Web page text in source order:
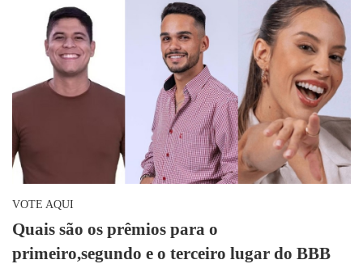
VOTE AQUI
Quais são os prêmios para o
primeiro,segundo e o terceiro lugar do BBB